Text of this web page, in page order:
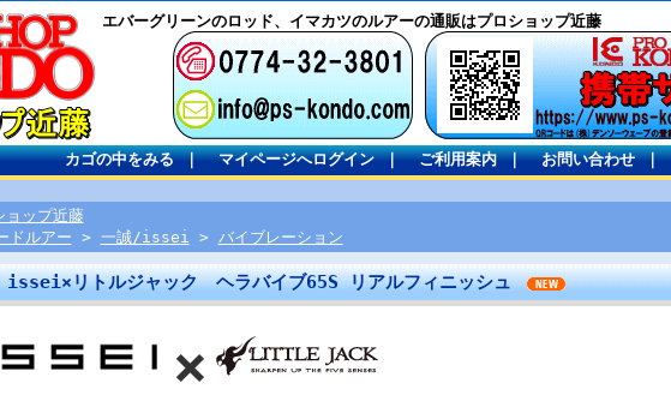
エバーグリーンのロッド、イマカツのルアーの通販はプロショップ近藤
カゴの中をみる｜ マイページへログイン｜ ご利用案内｜ お問い合わせ｜
ョップ近藤
ドルアー > 一誠/issei > バイブレーション
issei×リトルジャック ヘラバイブ65S リアルフィニッシュ
×